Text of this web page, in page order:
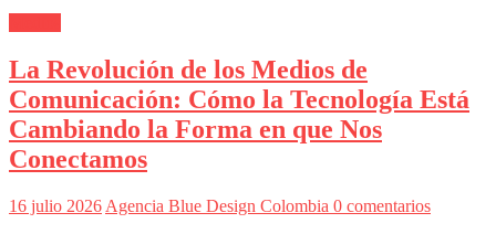
de
Mercadeo
y
Medios
de
la
Agencia
Design
La Revolución de los Medios de
Comunicación: Cómo la Tecnología Está
Cambiando la Forma en que Nos
Conectamos
16 julio 2026 Agencia Blue Design Colombia 0 comentarios